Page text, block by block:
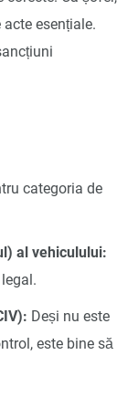
esențiale.
categoria de
al vehiculului:
Deși nu este
este bine să